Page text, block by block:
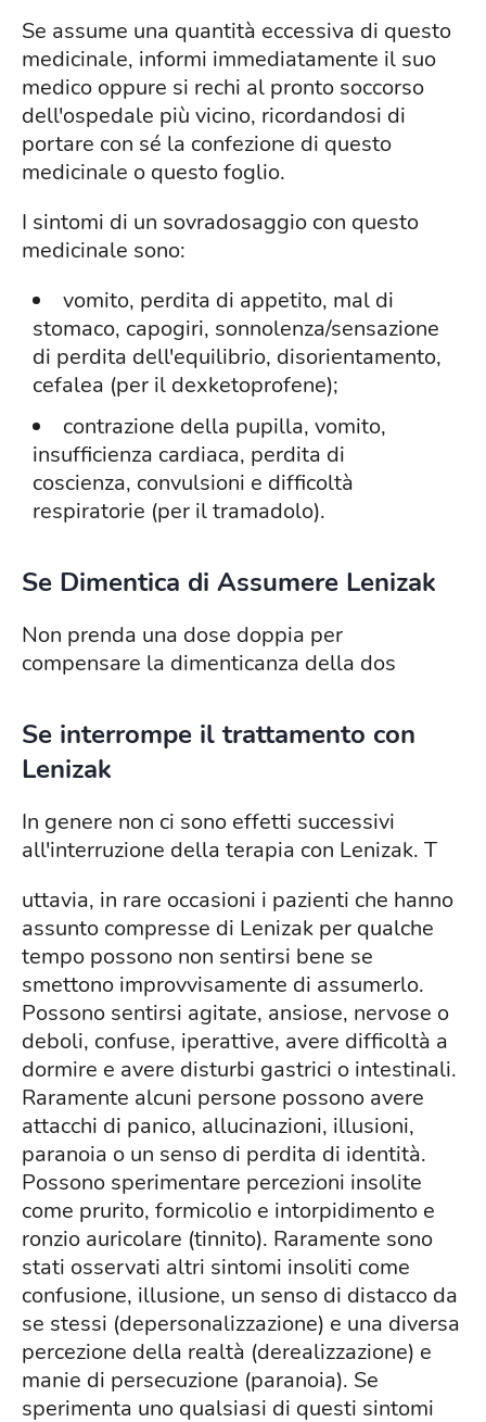
Se assume una quantità eccessiva di questo
medicinale, informi immediatamente il suo
medico oppure si rechi al pronto soccorso
dell'ospedale più vicino, ricordandosi di
portare con sé la confezione di questo
medicinale o questo foglio.
I sintomi di un sovradosaggio con questo
medicinale sono:
vomito, perdita di appetito, mal di
stomaco, capogiri, sonnolenza/sensazione
di perdita dell'equilibrio, disorientamento,
cefalea (per il dexketoprofene);
contrazione della pupilla, vomito,
insufficienza cardiaca, perdita di
coscienza, convulsioni e difficoltà
respiratorie (per il tramadolo).
Se Dimentica di Assumere Lenizak
Non prenda una dose doppia per
compensare la dimenticanza della dos
Se interrompe il trattamento con
Lenizak
In genere non ci sono effetti successivi
all'interruzione della terapia con Lenizak. T
uttavia, in rare occasioni i pazienti che hanno
assunto compresse di Lenizak per qualche
tempo possono non sentirsi bene se
smettono improvvisamente di assumerlo.
Possono sentirsi agitate, ansiose, nervose o
deboli, confuse, iperattive, avere difficoltà a
dormire e avere disturbi gastrici o intestinali.
Raramente alcuni persone possono avere
attacchi di panico, allucinazioni, illusioni,
paranoia o un senso di perdita di identità.
Possono sperimentare percezioni insolite
come prurito, formicolio e intorpidimento e
ronzio auricolare (tinnito). Raramente sono
stati osservati altri sintomi insoliti come
confusione, illusione, un senso di distacco da
se stessi (depersonalizzazione) e una diversa
percezione della realtà (derealizzazione) e
manie di persecuzione (paranoia). Se
sperimenta uno qualsiasi di questi sintomi